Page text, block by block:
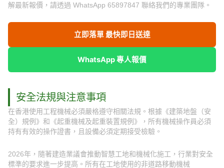
解最新報價，請透過 WhatsApp 65897847 聯絡我們的專業團隊。
立即落單 最快即日送達
WhatsApp 專人報價
安全法規與注意事項
在香港使用工程機械必須嚴格遵守相關法規。根據《建築地盤（安
全）規例》和《起重機械及起重裝置規例》，所有機械操作員必須
持有有效的操作證書，且設備必須定期接受檢驗。
2026年，隨著建造業議會推動智慧工地和機械化施工，行業對安全
標準的要求進一步提高。所有在工地使用的非道路移動機械